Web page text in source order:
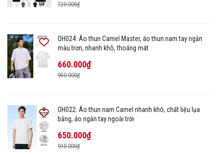
720.000₫
OH024: Áo thun Camel Master, áo thun nam tay ngắn
màu trơn, nhanh khô, thoáng mát
660.000₫
950.000₫
OH022: Áo thun nam Camel nhanh khô, chất liệu lụa
băng, áo ngắn tay ngoài trời
650.000₫
910.000₫